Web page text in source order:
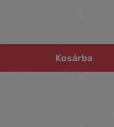
a kívántKosárba